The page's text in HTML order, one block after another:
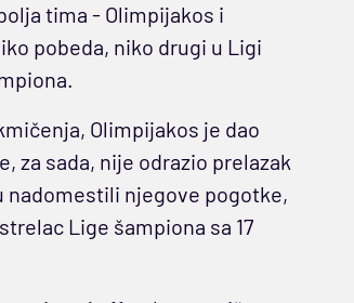
tima - Olimpijakos i
pobeda, niko drugi u Ligi
Olimpijakos je dao
za sada, nije odrazio prelazak
nadomestili njegove pogotke,
Lige šampiona sa 17